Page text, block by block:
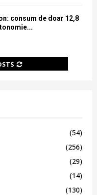
consum de doar 12,8
(54)
(256)
(29)
(14)
(130)